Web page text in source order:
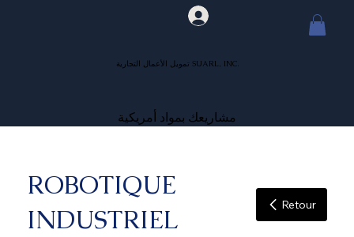
تمويل الأعمال التجارية SUARL, INC.
مشاريعك بمواد أمريكية
ROBOTIQUE
INDUSTRIEL
Retour